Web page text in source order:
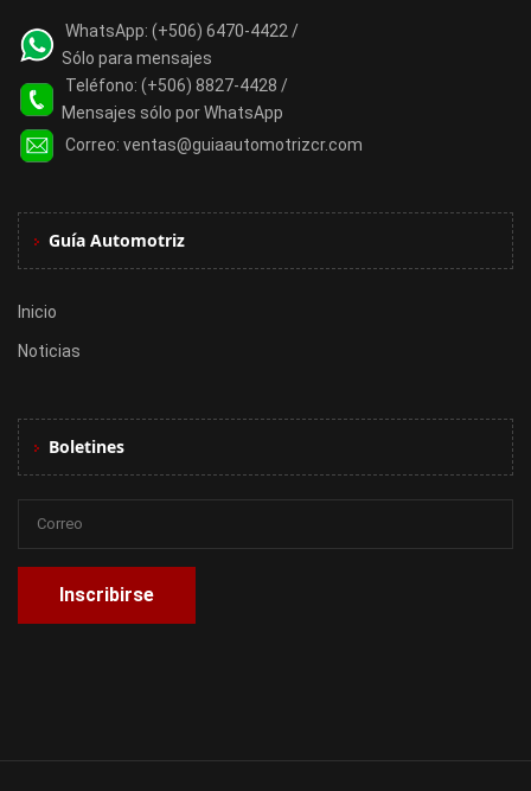
WhatsApp: (+506) 6470-4422 /
Sólo para mensajes
Teléfono: (+506) 8827-4428 /
Mensajes sólo por WhatsApp
Correo: ventas@guiaautomotrizcr.com
Guía Automotriz
Inicio
Noticias
Boletines